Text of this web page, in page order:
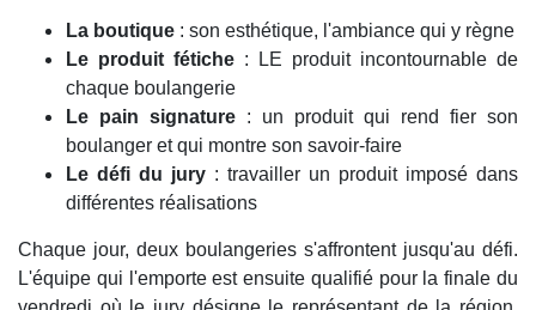
La boutique : son esthétique, l'ambiance qui y règne
Le produit fétiche : LE produit incontournable de
chaque boulangerie
Le pain signature : un produit qui rend fier son
boulanger et qui montre son savoir-faire
Le défi du jury : travailler un produit imposé dans
différentes réalisations
Chaque jour, deux boulangeries s'affrontent jusqu'au défi.
L'équipe qui l'emporte est ensuite qualifié pour la finale du